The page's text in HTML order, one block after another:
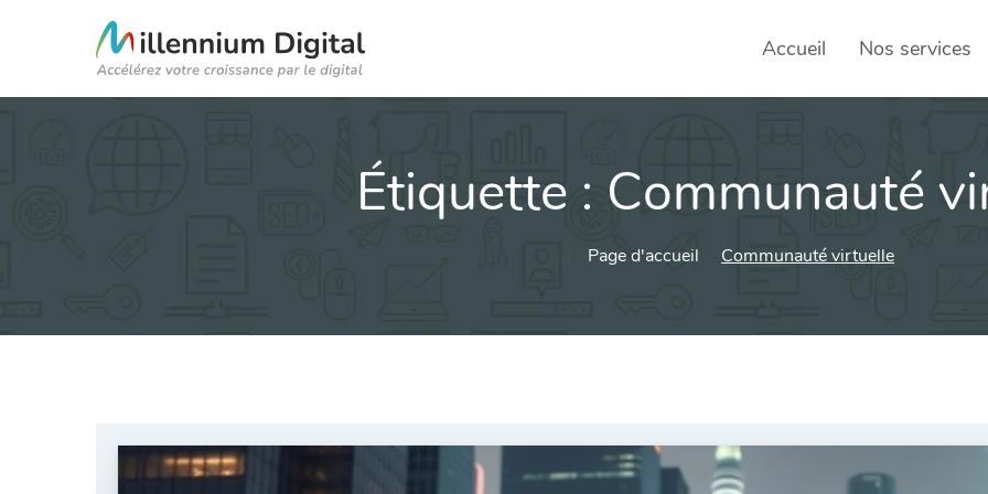
Accueil Nos services
SEO
Étiquette : Communauté
Page d'accueil Communauté virtuelle